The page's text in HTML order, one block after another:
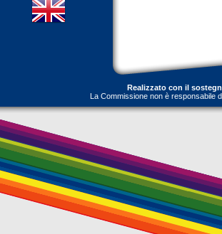
Realizzato con il
La Commissione non è responsabile